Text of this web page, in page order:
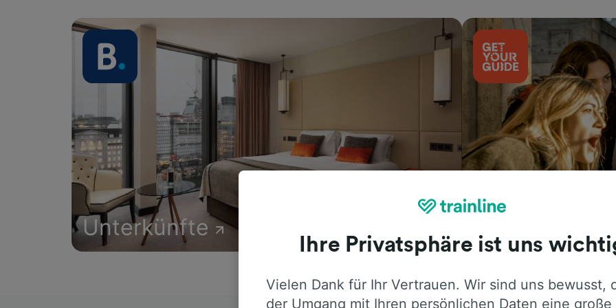
Unterkünfte
Ihre Privatsphäre ist uns
Vielen Dank für Ihr Vertrauen. Wir sind uns bewusst,
der Umgang mit Ihren persönlichen Daten eine große